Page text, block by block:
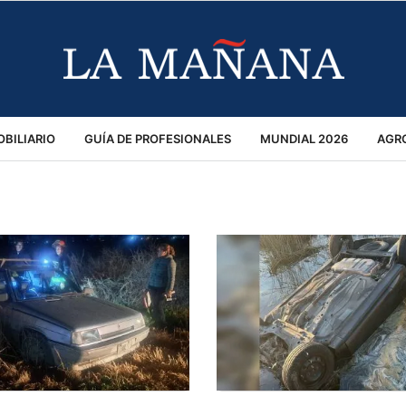
GUÍA DE PROFESIONALES MUNDIAL 2026